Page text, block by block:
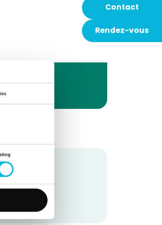
Contact
Rendez-vous